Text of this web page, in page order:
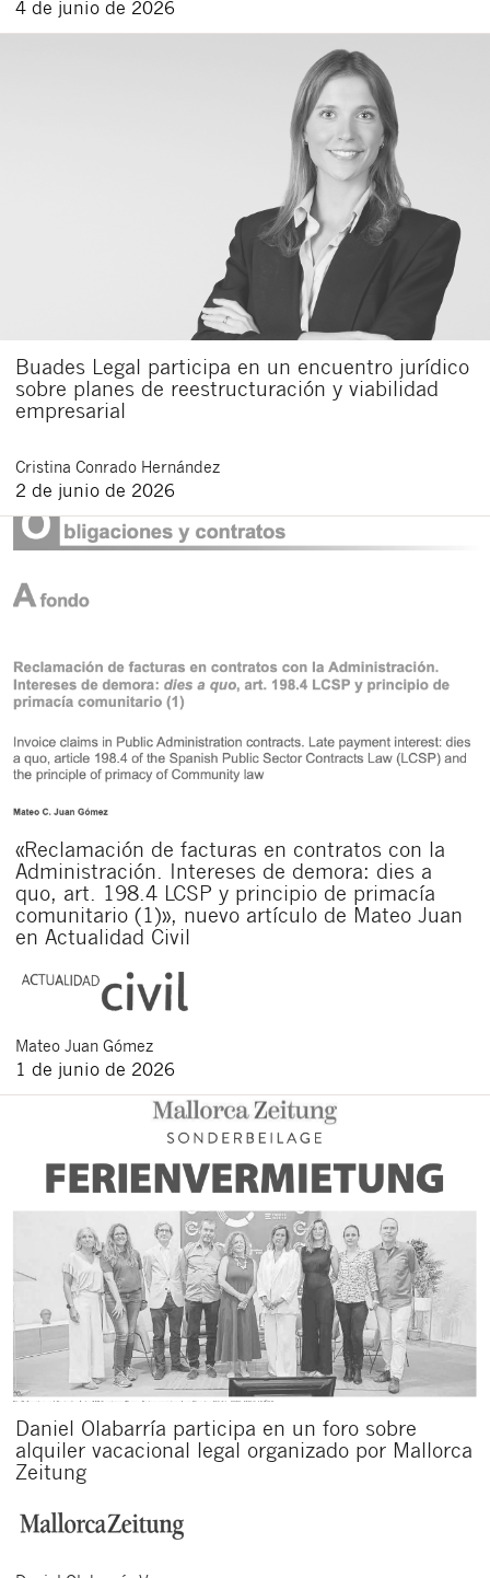
4 de junio de 2026
Buades Legal participa en un encuentro jurídico
sobre planes de reestructuración y viabilidad
empresarial
Cristina Conrado Hernández
2 de junio de 2026
«Reclamación de facturas en contratos con la
Administración. Intereses de demora: dies a
quo, art. 198.4 LCSP y principio de primacía
comunitario (1)», nuevo artículo de Mateo Juan
en Actualidad Civil
Mateo Juan Gómez
1 de junio de 2026
Daniel Olabarría participa en un foro sobre
alquiler vacacional legal organizado por Mallorca
Zeitung